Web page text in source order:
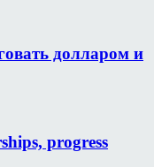
долларом и
progress